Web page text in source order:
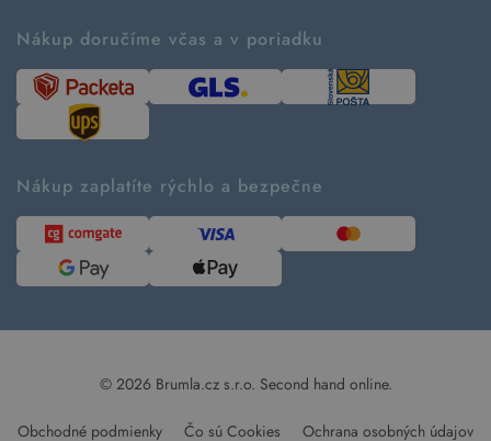
Návod ako nakupovať
Tabuľka veľkostí
Predávané značky
Kontakt
Ako tvoríme second hand
Časté otázky
Kde pomáhame
Udržateľnosť
Blog
Pre médiá
Nákup doručíme včas a v poriadku
Nákup zaplatíte rýchlo a bezpečne
© 2026 Brumla.cz s.r.o. Second hand online.
Obchodné podmienky Čo sú Cookies Ochrana osobných údajov